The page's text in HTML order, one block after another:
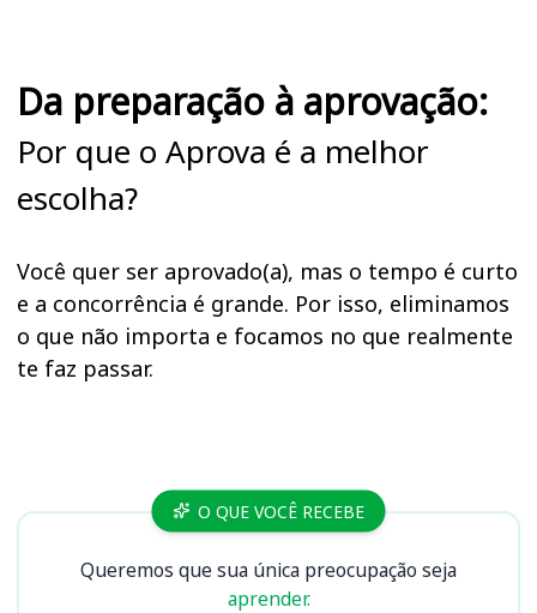
Da preparação à aprovação:
Por que o Aprova é a melhor
escolha?
Você quer ser aprovado(a), mas o tempo é curto
e a concorrência é grande. Por isso, eliminamos
o que não importa e focamos no que realmente
te faz passar.
Cursos O QUE VOCÊ RECEBE
Queremos que sua única preocupação seja
aprender.